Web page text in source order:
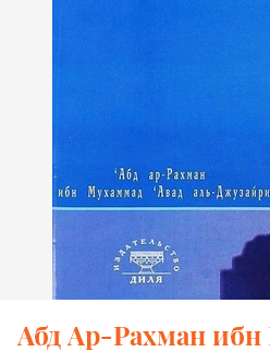
Абд Ар-Рахман